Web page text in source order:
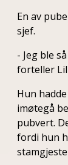
En av
sjef.
- Jeg ble
forteller
Hun
imøtegå
pubvert.
fordi hun